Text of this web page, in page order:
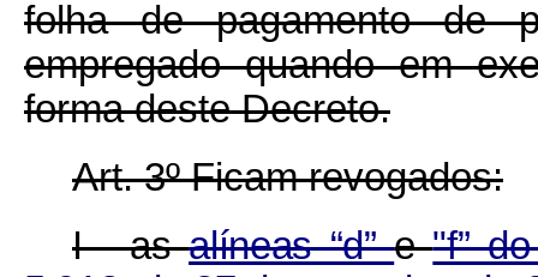
folha de pagamento de
empregado quando em
forma deste Decreto.
Art. 3º Ficam revogados:
I - asalíneas “d”e"f”